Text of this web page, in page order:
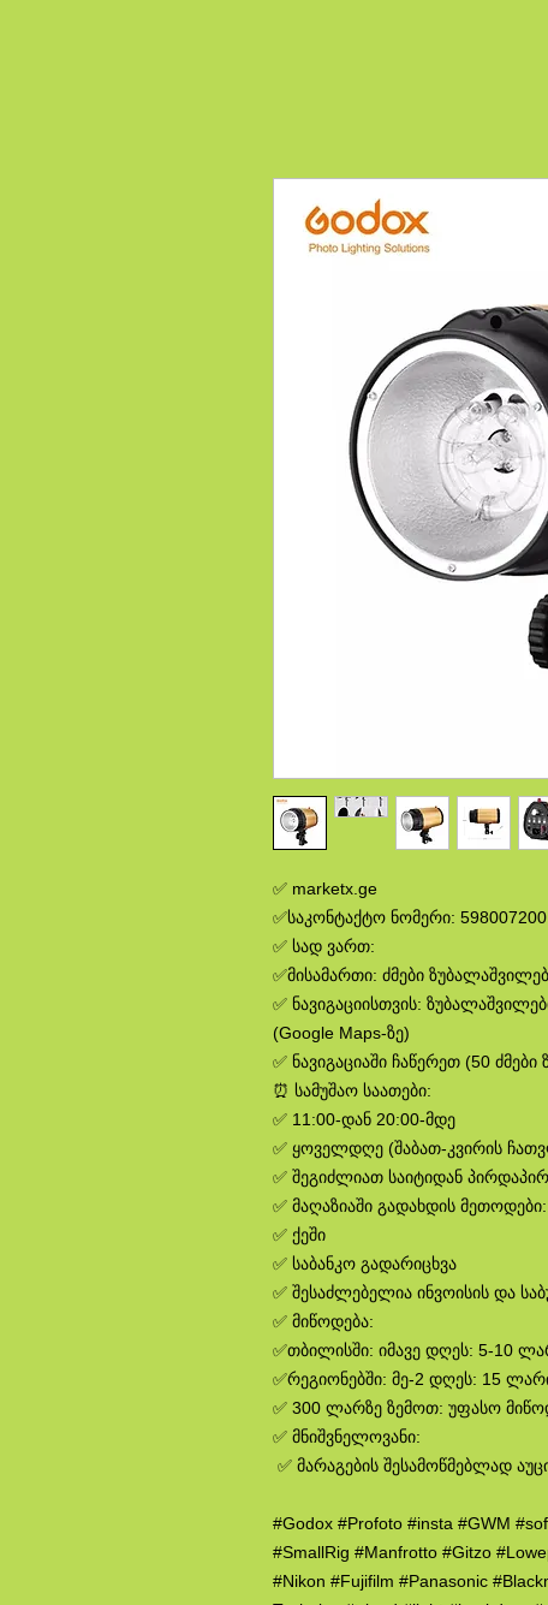
✅ marketx.ge
✅საკონტაქტო ნომერი: 598007200
✅ სად ვართ:
✅მისამართი: ძმები
✅ ნავიგაციისთვის:
(Google Maps-ზე)
✅ ნავიგაციაში ჩაწერეთ (50
⏰ სამუშაო საათები:
✅ 11:00-დან 20:00-მდე
✅ ყოველდღე (შაბათ-კვირის
✅ შეგიძლიათ საიტიდან
✅ მაღაზიაში გადახდის მეთოდები:
✅ ქეში
✅ საბანკო გადარიცხვა
✅ შესაძლებელია ინვოისის და
✅ მიწოდება:
✅თბილისში: იმავე დღეს: 5-10
✅რეგიონებში: მე-2 დღეს: 15
✅ 300 ლარზე ზემოთ: უფასო
✅ მნიშვნელოვანი:
✅ მარაგების შესამოწმებლად
#Godox #Profoto #insta #GWM
#SmallRig #Manfrotto #Gitzo
#Nikon #Fujifilm #Panasonic